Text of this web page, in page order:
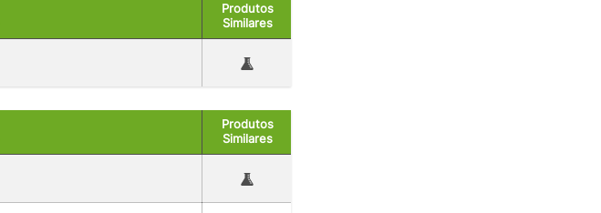
Produtos
Similares
Produtos
Similares